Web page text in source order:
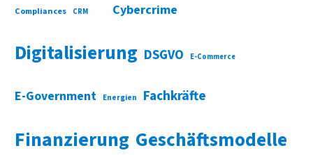
Compliances CRM Cybercrime
Digitalisierung DSGVO E-Commerce
E-Government Energien Fachkräfte
Finanzierung Geschäftsmodelle